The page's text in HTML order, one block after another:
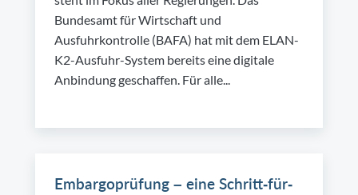
Bundesamt für Wirtschaft und
Ausfuhrkontrolle (BAFA) hat mit dem ELAN-
K2-Ausfuhr-System bereits eine digitale
Anbindung geschaffen. Für alle...
Embargoprüfung – eine Schritt-für-